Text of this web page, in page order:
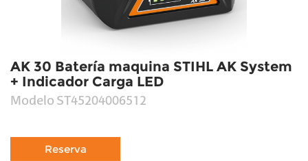
AK 30 Batería maquina STIHL AK System
+ Indicador Carga LED
Modelo ST45204006512